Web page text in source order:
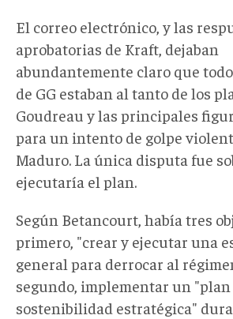
El correo electrónico, y las
aprobatorias de Kraft, dejaban
abundantemente claro que
de GG estaban al tanto de los
Goudreau y las principales
para un intento de golpe
Maduro. La única disputa fue
ejecutaría el plan.
Según Betancourt, había tres
primero, "crear y ejecutar una
general para derrocar al
segundo, implementar un "plan
sostenibilidad estratégica"